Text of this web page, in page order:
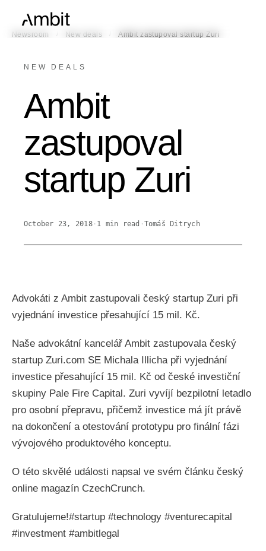
Newsroom / New deals / Ambit zastupoval startup Zuri
NEW DEALS
Ambit
zastupoval
startup Zuri
October 23, 2018· 1 min read · Tomáš Ditrych
Advokáti z Ambit zastupovali český startup Zuri při
vyjednání investice přesahující 15 mil. Kč.
Naše advokátní kancelář Ambit zastupovala český
startup Zuri.com SE Michala Illicha při vyjednání
investice přesahující 15 mil. Kč od české investiční
skupiny Pale Fire Capital. Zuri vyvíjí bezpilotní letadlo
pro osobní přepravu, přičemž investice má jít právě
na dokončení a otestování prototypu pro finální fázi
vývojového produktového konceptu.
O této skvělé události napsal ve svém článku český
online magazín CzechCrunch.
Gratulujeme!#startup #technology #venturecapital
#investment #ambitlegal